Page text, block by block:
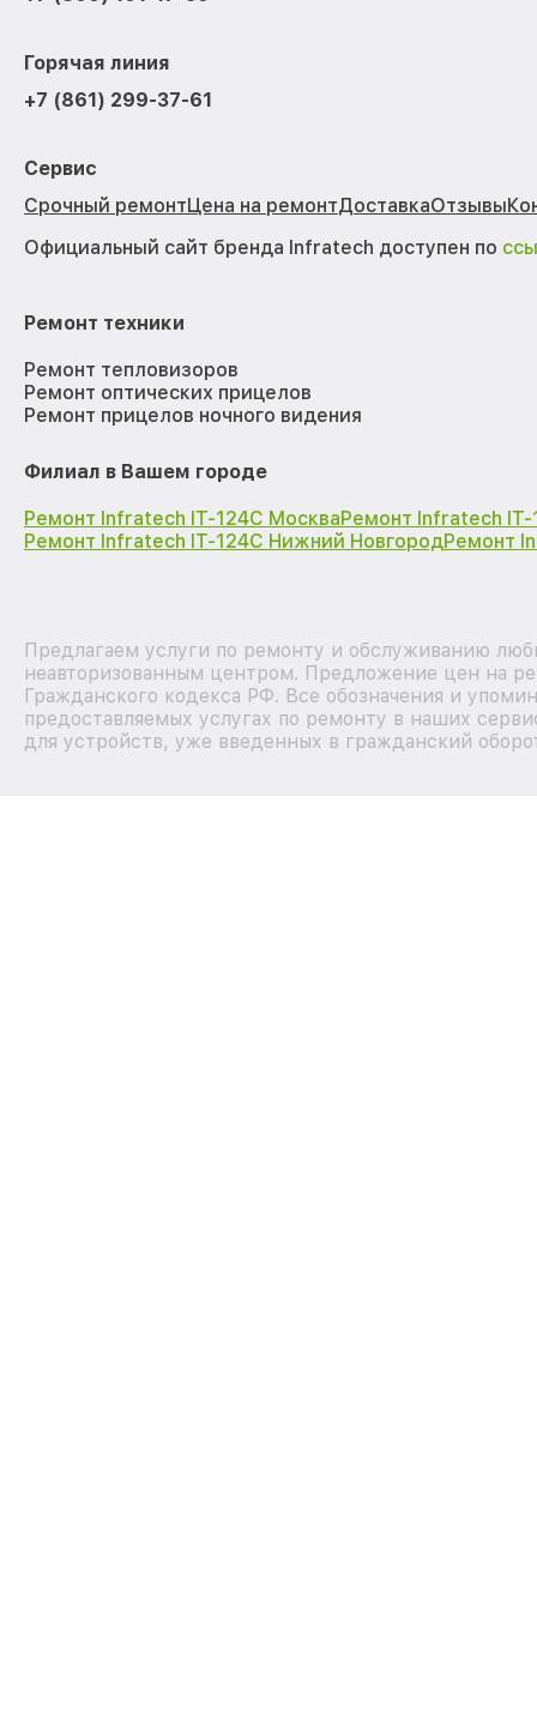
Горячая линия
+7 (861) 299-37-61
Сервис
Срочный ремонтЦена на ремонтДоставкаОтзывы
Официальный сайт бренда Infratech доступен по
Ремонт техники
Ремонт тепловизоров
Ремонт оптических прицелов
Ремонт прицелов ночного видения
Филиал в Вашем городе
Ремонт Infratech IT-124C МоскваРемонт Infratech
Ремонт Infratech IT-124C Нижний НовгородРемонт
Предлагаем услуги по ремонту и обслуживанию
неавторизованным центром. Предложение цен на
Гражданского кодекса РФ. Все обозначения и
предоставляемых услугах по ремонту в наших
для устройств, уже введенных в гражданский